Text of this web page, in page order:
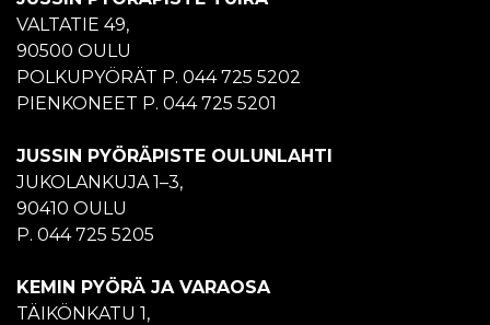
VALTATIE 49,
90500 OULU
POLKUPYÖRÄT P. 044 725 5202
PIENKONEET P. 044 725 5201
JUSSIN PYÖRÄPISTE OULUNLAHTI
JUKOLANKUJA 1–3,
90410 OULU
P. 044 725 5205
KEMIN PYÖRÄ JA VARAOSA
TÄIKÖNKATU 1,